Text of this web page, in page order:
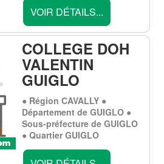
VOIR DÉTAILS...
COLLEGE DOH
VALENTIN
GUIGLO
● Région CAVALLY ●
Département de GUIGLO ●
Sous-préfecture de GUIGLO
● Quartier GUIGLO